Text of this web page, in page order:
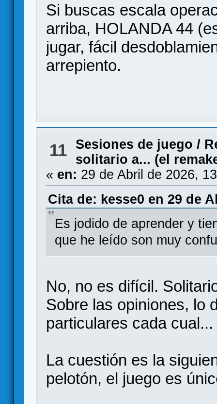
Si buscas escala
arriba, HOLANDA 44
jugar, fácil
arrepiento.
11 Sesiones de juego /
solitario a... (el
« en: 29 de Abril de 2026,
Cita de: kesse0 en 29 de
Es jodido de aprender y
que he leído son muy
No, no es difícil.
Sobre las opiniones, lo
particulares cada cual...
La cuestión es la
pelotón, el juego es